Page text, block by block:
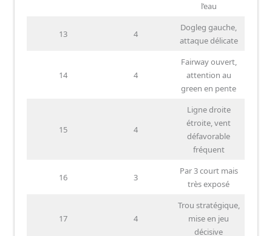
l’eau
13 4
Dogleg gauche,
attaque délicate
14 4
Fairway ouvert,
attention au
green en pente
15 4
Ligne droite
étroite, vent
défavorable
fréquent
16 3
Par 3 court mais
très exposé
17 4
Trou stratégique,
mise en jeu
décisive